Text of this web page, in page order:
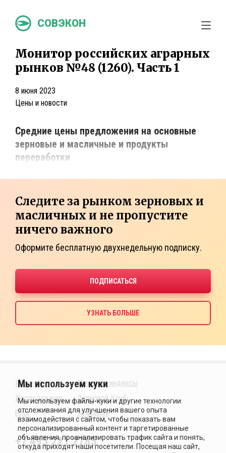
СОВЭКОН
Монитор российских аграрных
рынков №48 (1260). Часть 1
8 июня 2023
Цены и новости
Средние цены предложения на основные
зерновые и масличные и продукты
переработки
Следите за рынком зерновых и
масличных и не пропустите
ничего важного
Оформите бесплатную двухнедельную подписку.
Издания
Исследования
Блог
Ценовые индексы
Зерновой Клуб
Компания
+7 495 221 2785